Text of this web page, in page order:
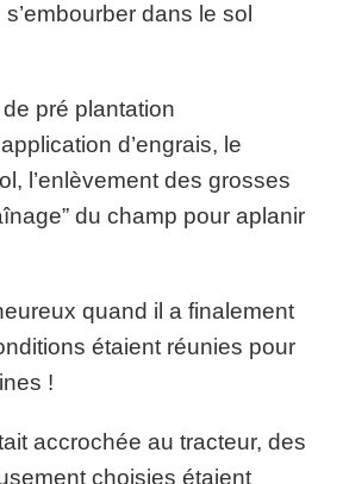
dans le sol
pré plantation
d’engrais, le
l’enlèvement des grosses
du champ pour aplanir
quand il a finalement
étaient réunies pour
!
accrochée au tracteur, des
choisies étaient